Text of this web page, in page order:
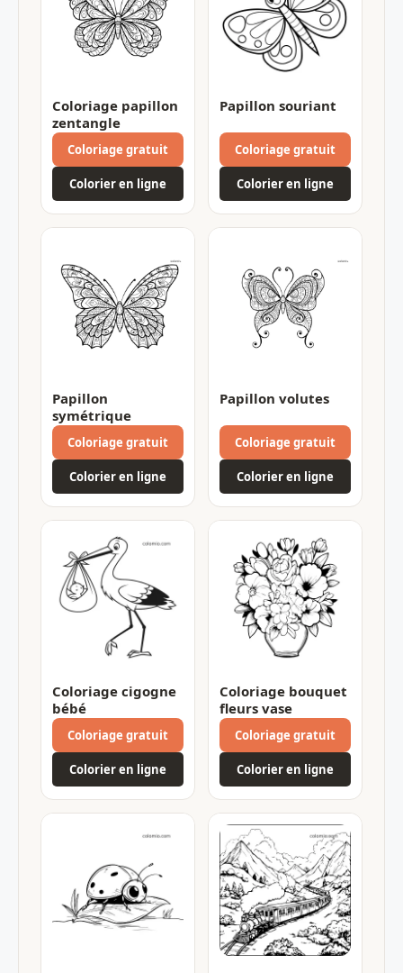
Coloriage papillon
zentangle
Coloriage gratuit
Colorier en ligne
Papillon souriant
Coloriage gratuit
Colorier en ligne
Papillon
symétrique
Coloriage gratuit
Colorier en ligne
Papillon volutes
Coloriage gratuit
Colorier en ligne
Coloriage cigogne
bébé
Coloriage gratuit
Colorier en ligne
Coloriage bouquet
fleurs vase
Coloriage gratuit
Colorier en ligne